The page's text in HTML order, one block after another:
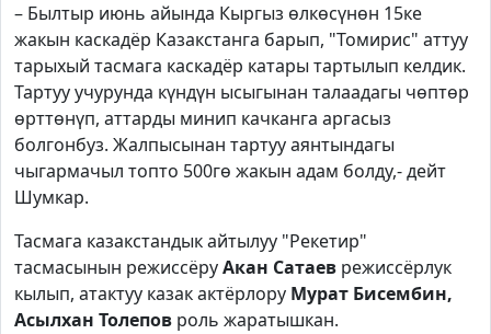
– Былтыр июнь айында Кыргыз өлкөсүнөн 15ке
жакын каскадёр Казакстанга барып, "Томирис" аттуу
тарыхый тасмага каскадёр катары тартылып келдик.
Тартуу учурунда күндүн ысыгынан талаадагы чөптөр
өрттөнүп, аттарды минип качканга аргасыз
болгонбуз. Жалпысынан тартуу аянтындагы
чыгармачыл топто 500гө жакын адам болду,- дейт
Шумкар.
Тасмага казакстандык айтылуу "Рекетир"
тасмасынын режиссёруАкан Сатаев режиссёрлук
кылып, атактуу казак актёрлору Мурат Бисембин,
Асылхан Толепов роль жаратышкан.